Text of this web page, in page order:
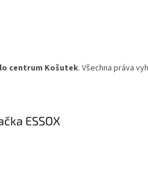
centrum Košutek. Všechna práva
ESSOX